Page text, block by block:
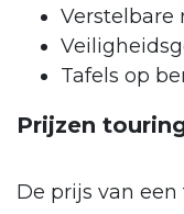
Verstelbare
Tafels op
Prijzen
De prijs van een